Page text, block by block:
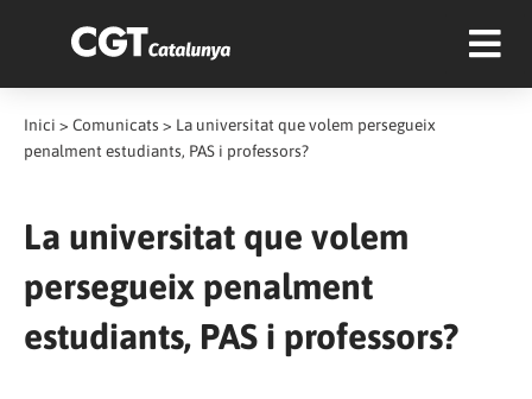
Inici > Comunicats > La universitat que volem persegueix
penalment estudiants, PAS i professors?
La universitat que volem
persegueix penalment
estudiants, PAS i professors?